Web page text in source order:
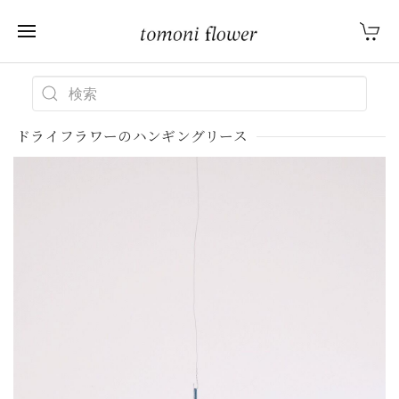
ドライフラワーのハンギングリース